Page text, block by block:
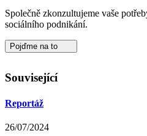
Společně zkonzultujeme vaše
sociálního podnikání.
Pojďme na to
Související
Reportáž
26/07/2024